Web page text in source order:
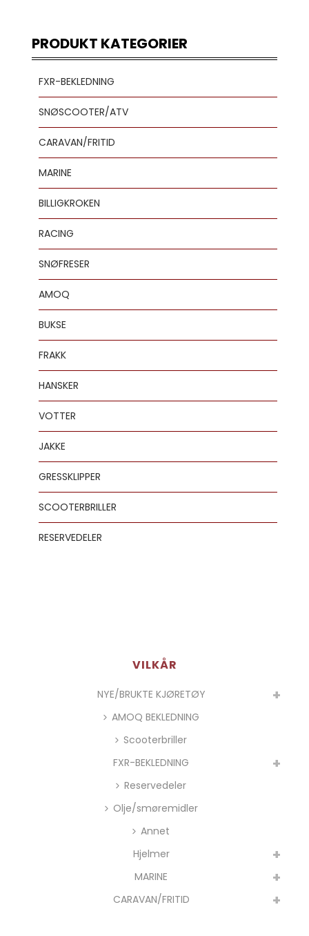
PRODUKT KATEGORIER
FXR-BEKLEDNING
SNØSCOOTER/ATV
CARAVAN/FRITID
MARINE
BILLIGKROKEN
RACING
SNØFRESER
AMOQ
BUKSE
FRAKK
HANSKER
VOTTER
JAKKE
GRESSKLIPPER
SCOOTERBRILLER
RESERVEDELER
VILKÅR
NYE/BRUKTE KJØRETØY
AMOQ BEKLEDNING
Scooterbriller
FXR-BEKLEDNING
Reservedeler
Olje/smøremidler
Annet
Hjelmer
MARINE
CARAVAN/FRITID